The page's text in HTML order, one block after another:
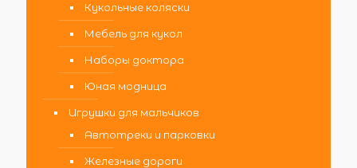
Кукольные коляски
Мебель для кукол
Наборы доктора
Юная модница
Игрушки для мальчиков
Автотреки и парковки
Железные дороги